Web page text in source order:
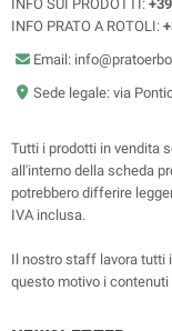
INFO SUI PRODOTTI:
INFO PRATO A ROTOLI:
Email:
Sede legale: via
Tutti i prodotti in vendita
all'interno della scheda
potrebbero differire
IVA inclusa.
Il nostro staff lavora tutti
questo motivo i